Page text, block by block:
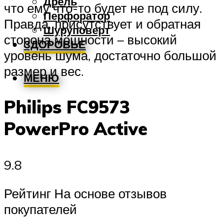
Перфоратор
Шуруповерт
ЗДОРОВЬЕ
МЕНЮ
что ему что-то будет не под силу.
Правда, присутствует и обратная
сторона мощности – высокий
уровень шума, достаточно большой
размер и вес.
Philips FC9573
PowerPro Active
9.8
Рейтинг На основе отзывов
покупателей